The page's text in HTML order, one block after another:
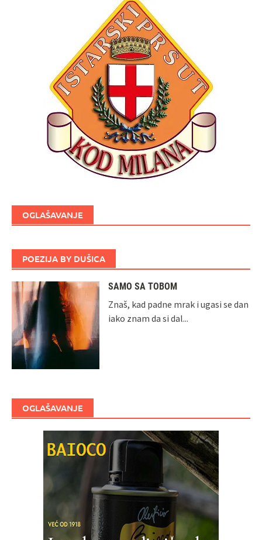
OGLAŠAVANJE
POEZIJA BY DUŠICA
SAMO SA TOBOM
Znaš, kad padne mrak i ugasi se dan
iako znam da si dal...
OGLAŠAVANJE